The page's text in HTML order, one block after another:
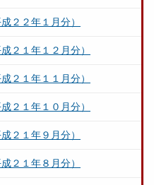
２２年１月分）
２１年１２月分）
２１年１１月分）
２１年１０月分）
２１年９月分）
２１年８月分）